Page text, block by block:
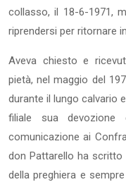
collasso, il 18-6-1971,
riprendersi per ritornare
Aveva chiesto e
pietà, nel maggio del
durante il lungo calvario
filiale sua
comunicazione ai
don Pattarello ha scritto
della preghiera e